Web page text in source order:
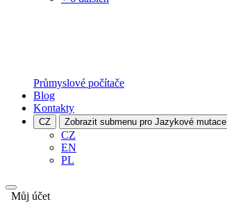
Průmyslové počítače
Blog
Kontakty
CZ Zobrazit submenu pro Jazykové mutace
CZ
EN
PL
Můj účet